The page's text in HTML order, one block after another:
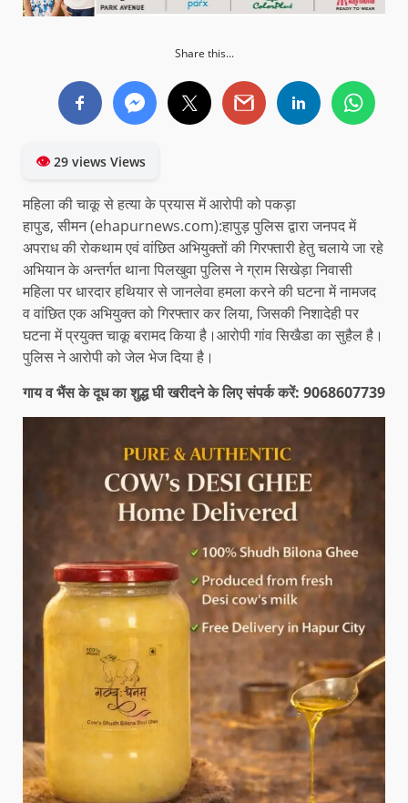
Share this...
👁29 views Views
महिला की चाकू से हत्या के प्रयास में आरोपी को पकड़ा
हापुड, सीमन (ehapurnews.com):हापुड़ पुलिस द्वारा जनपद में
अपराध की रोकथाम एवं वांछित अभियुक्तों की गिरफ्तारी हेतु चलाये जा रहे
अभियान के अन्तर्गत थाना पिलखुवा पुलिस ने ग्राम सिखेड़ा निवासी
महिला पर धारदार हथियार से जानलेवा हमला करने की घटना में नामजद
व वांछित एक अभियुक्त को गिरफ्तार कर लिया, जिसकी निशादेही पर
घटना में प्रयुक्त चाकू बरामद किया है।आरोपी गांव सिखैडा का सुहैल है।
पुलिस ने आरोपी को जेल भेज दिया है।
गाय व भैंस के दूध का शुद्ध घी खरीदने के लिए संपर्क करें: 9068607739